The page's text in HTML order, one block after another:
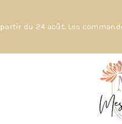
du 24 août. Les